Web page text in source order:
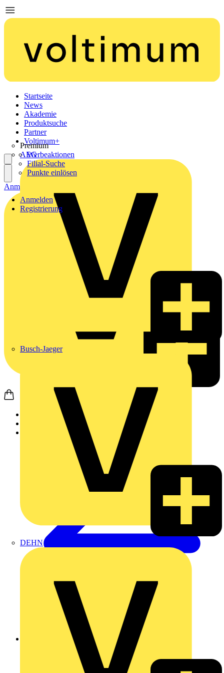
Startseite
News
Akademie
Produktsuche
Partner
Premium
AEG
Busch-Jaeger
DEHN
Voltimum+
Werbeaktionen
Filial-Suche
Punkte einlösen
Anmelden
Registrierung
Anmelden
Zurück zu Nachrichten